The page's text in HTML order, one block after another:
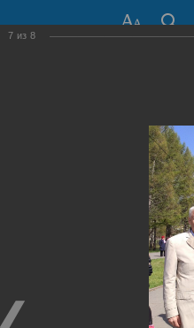
630099, г. Новосибирск,
7 из 8